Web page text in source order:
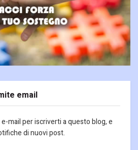
email
mail per iscriverti a questo blog, e
di nuovi post.